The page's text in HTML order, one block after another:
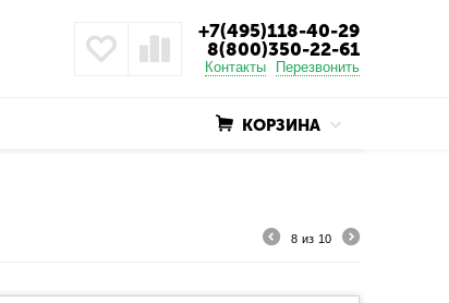
+7(495)118-40-29
8(800)350-22-61
Контакты Перезвонить
КОРЗИНА
8 из 10